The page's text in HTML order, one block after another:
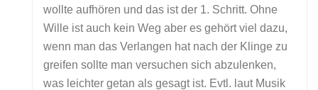
wollte aufhören und das ist der 1. Schritt. Ohne
Wille ist auch kein Weg aber es gehört viel dazu,
wenn man das Verlangen hat nach der Klinge zu
greifen sollte man versuchen sich abzulenken,
was leichter getan als gesagt ist. Evtl. laut Musik